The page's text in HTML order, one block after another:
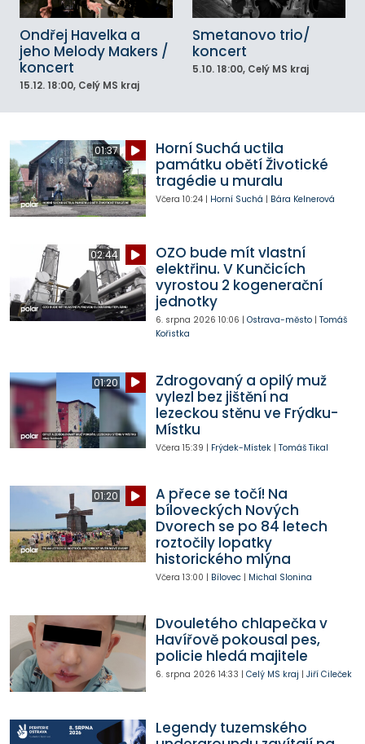
Ondřej Havelka a
jeho Melody Makers /
koncert
15.12. 18:00, Celý MS kraj
Smetanovo trio/
koncert
5.10. 18:00, Celý MS kraj
01:37
Horní Suchá uctila
památku obětí Životické
tragédie u muralu
Včera 10:24| Horní Suchá | Bára Kelnerová
02:44
OZO bude mít vlastní
elektřinu. V Kunčicích
vyrostou 2 kogenerační
jednotky
6. srpna 2026 10:06 | Ostrava-město| Tomáš
Kořistka
01:20
Zdrogovaný a opilý muž
vylezl bez jištění na
lezeckou stěnu ve Frýdku-
Místku
Včera 15:39 | Frýdek-Místek| Tomáš Tikal
01:20
A přece se točí! Na
bíloveckých Nových
Dvorech se po 84 letech
roztočily lopatky
historického mlýna
Včera 13:00 | Bílovec| Michal Slonina
Dvouletého chlapečka v
Havířově pokousal pes,
policie hledá majitele
6. srpna 2026 14:33 | Celý MS kraj | Jiří Cileček
Legendy tuzemského